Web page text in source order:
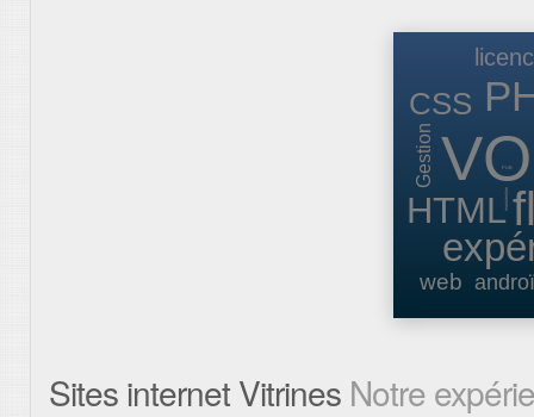
Sites internet Vitrines Notre